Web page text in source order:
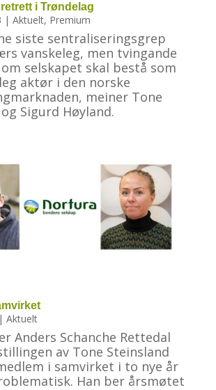
i Trøndelag
| Aktuelt, Premium
siste sentraliseringsgrep
vanskeleg, men tvingande
selskapet skal bestå som
aktør i den norske
meiner Tone
Sigurd Høyland.
| Aktuelt
Anders Schanche Rettedal
av Tone Steinsland
i samvirket i to nye år
Han ber årsmøtet